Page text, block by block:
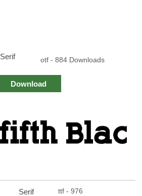
Serif otf - 884 Downloads
Download
Serif
ttf - 976